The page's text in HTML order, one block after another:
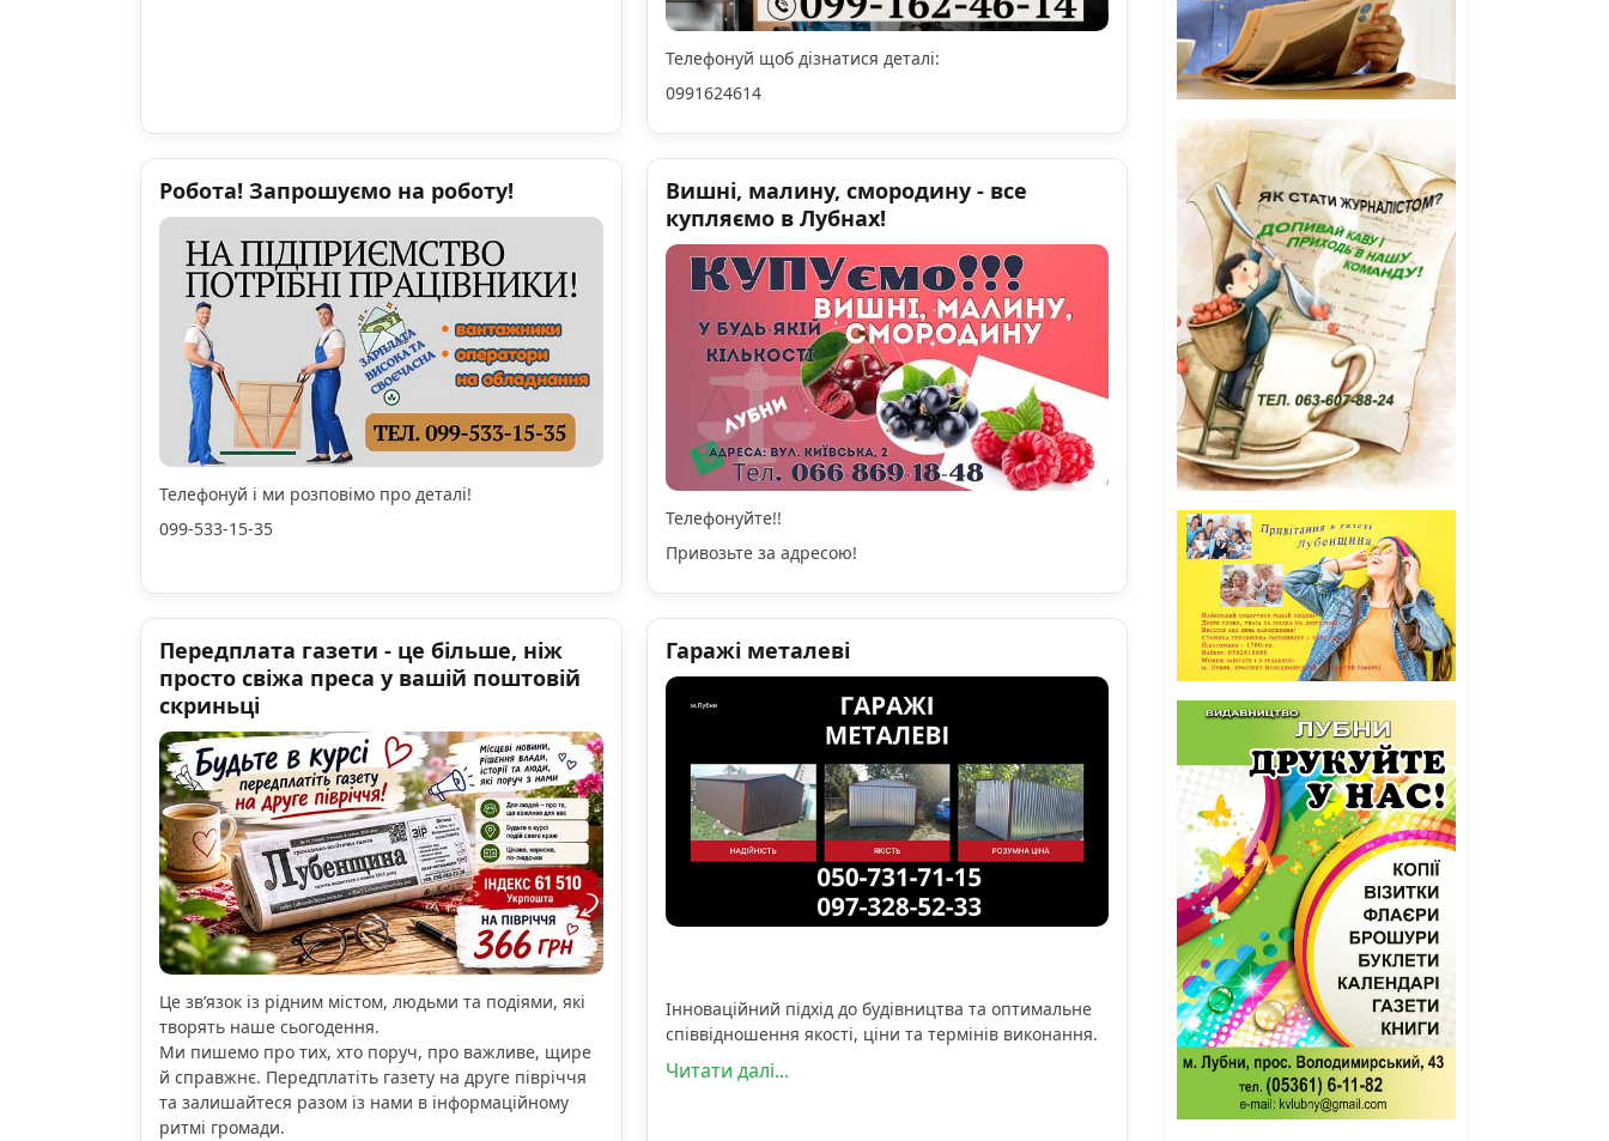
Телефонуй щоб дізнатися деталі:
0991624614
Робота! Запрошуємо на роботу!
Телефонуй і ми розповімо про деталі!
099-533-15-35
Вишні, малину, смородину - все
купляємо в Лубнах!
Телефонуйте!!
Привозьте за адресою!
Передплата газети - це більше, ніж
просто свіжа преса у вашій поштовій
скриньці
Це зв’язок із рідним містом, людьми та подіями, які
творять наше сьогодення.
Ми пишемо про тих, хто поруч, про важливе, щире
й справжнє. Передплатіть газету на друге півріччя
та залишайтеся разом із нами в інформаційному
ритмі громади.
Гаражі металеві
Інноваційний підхід до будівництва та оптимальне
співвідношення якості, ціни та термінів виконання.
Читати далі...